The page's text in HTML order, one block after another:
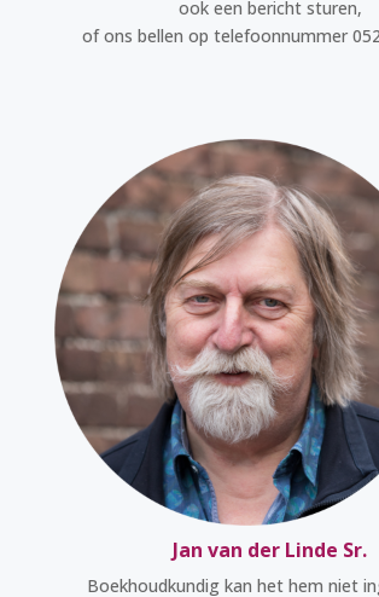
ook een bericht sturen,
of ons bellen op telefoonnummer
Jan van der Linde Sr.
Boekhoudkundig kan het hem niet